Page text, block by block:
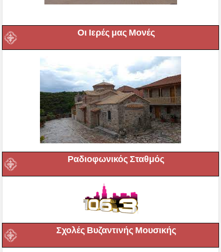
Οι Ιερές μας Μονές
Ραδιοφωνικός Σταθμός
Σχολές Βυζαντινής Μουσικής